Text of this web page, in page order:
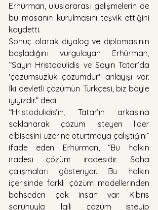
Erhürman, uluslararası gelişmelerin de
bu masanın kurulmasını teşvik ettiğini
kaydetti.
Sonuç olarak diyalog ve diplomasinin
başladığını vurgulayan Erhürman,
“Sayın Hristodulidis ve Sayın Tatar’da
'çözümsüzlük çözümdür' anlayışı var.
İki devletli çözümün Türkçesi, biz böyle
iyiyizdir.” dedi.
“Hristodulidis’in, Tatar’ın arkasına
saklanarak çözüm isteyen lider
elbisesini üzerine oturtmaya çalıştığını”
ifade eden Erhürman, “Bu halkın
iradesi çözüm iradesidir. Saha
çalışmaları gösteriyor. Bu halkın
içerisinde farklı çözüm modellerinden
bahseden çok insan var. Kıbrıs
sorunuyla ilgili çözüm isteyip